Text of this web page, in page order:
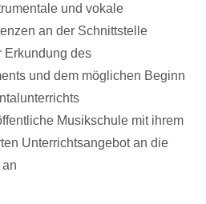
und vokale
an der Schnittstelle
Erkundung des
und dem möglichen Beginn
Musikschule mit ihrem
Unterrichtsangebot an die